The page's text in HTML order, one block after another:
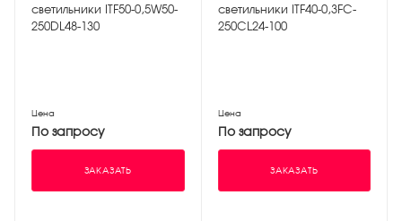
светильники ITF50-0,5W50-
250DL48-130
Цена
По запросу
ЗАКАЗАТЬ
светильники ITF40-0,3FC-
250CL24-100
Цена
По запросу
ЗАКАЗАТЬ